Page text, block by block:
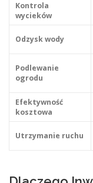
Kontrola
wycieków
Odzysk wody
Podlewanie
ogrodu
Efektywność
kosztowa
Utrzymanie ruchu